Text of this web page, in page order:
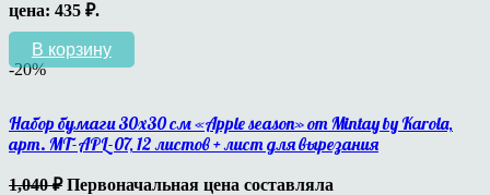
цена: 435 ₽.
В корзину
-20%
Набор бумаги 30х30 см «Apple season» от Mintay by Karola,
арт. MT-APL-07, 12 листов + лист для вырезания
1,040₽ Первоначальная цена составляла